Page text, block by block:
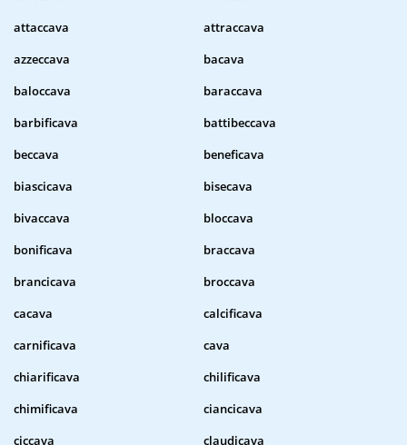
attaccava
attraccava
azzeccava
bacava
baloccava
baraccava
barbificava
battibeccava
beccava
beneficava
biascicava
bisecava
bivaccava
bloccava
bonificava
braccava
brancicava
broccava
cacava
calcificava
carnificava
cava
chiarificava
chilificava
chimificava
ciancicava
ciccava
claudicava